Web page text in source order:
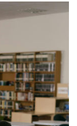
à mal la